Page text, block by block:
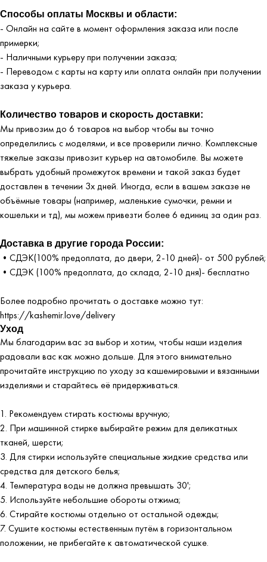
Способы оплаты Москвы и области:
- Онлайн на сайте в момент оформления заказа или после
примерки;
- Наличными курьеру при получении заказа;
- Переводом с карты на карту или оплата онлайн при получении
заказа у курьера.
Количество товаров и скорость доставки:
Мы привозим до 6 товаров на выбор чтобы вы точно
определились с моделями, и все проверили лично. Комплексные
тяжелые заказы привозит курьер на автомобиле. Вы можете
выбрать удобный промежуток времени и такой заказ будет
доставлен в течении 3х дней. Иногда, если в вашем заказе не
объёмные товары (например, маленькие сумочки, ремни и
кошельки и тд), мы можем привезти более 6 единиц за один раз.
Доставка в другие города России:
•СДЭК(100% предоплата, до двери, 2-10 дней)- от 500 рублей;
•СДЭК (100% предоплата, до склада, 2-10 дня)- бесплатно
Более подробно прочитать о доставке можно тут:
https://kashemir.love/delivery
Уход
Мы благодарим вас за выбор и хотим, чтобы наши изделия
радовали вас как можно дольше. Для этого внимательно
прочитайте инструкцию по уходу за кашемировыми и вязанными
изделиями и старайтесь её придерживаться.
1. Рекомендуем стирать костюмы вручную;
2. При машинной стирке выбирайте режим для деликатных
тканей, шерсти;
3. Для стирки используйте специальные жидкие средства или
средства для детского белья;
4. Температура воды не должна превышать 30';
5. Используйте небольшие обороты отжима;
6. Стирайте костюмы отдельно от остальной одежды;
7. Сушите костюмы естественным путём в горизонтальном
положении, не прибегайте к автоматической сушке.